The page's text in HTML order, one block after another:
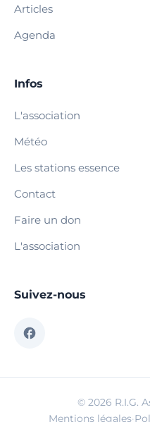
Articles
Agenda
Infos
L'association
Météo
Les stations essence
Contact
Faire un don
L'association
Suivez-nous
© 2026 R.I.G.
Mentions légales·